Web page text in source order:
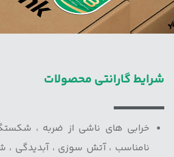
شرایط گارانتی محصولات
خرابی های ناشی از ضربه ،
نامناسب ، آتش سوزی ، آبدیدگی ،